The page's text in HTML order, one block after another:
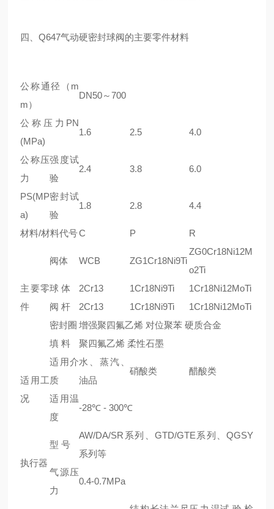
四、Q647气动硬密封球阀的主要零件材料
公称通径（m
m）
DN50～700
公称压力PN
(MPa)
1.6 2.5 4.0
公称压
力
PS(MP
a)
强度试
验
2.4 3.8 6.0
密封试
验
1.8 2.8 4.4
材料/材料代号C P R
主要零
件
阀体 WCB ZG1Cr18Ni9Ti
ZG0Cr18Ni12M
o2Ti
球 体
2Cr13 1Cr18Ni9Ti
1Cr18Ni12MoTi
阀 杆
2Cr13 1Cr18Ni9Ti
1Cr18Ni12MoTi
密封圈 增强聚四氟乙烯 对位聚苯 硬质合金
填 料
聚四氟乙烯 柔性石墨
适用工
况
适用介
质
水、蒸汽、
油品
硝酸类 醋酸类
适用温
度
-28℃ - 300℃
执行器
型 号
AW/DA/SR系列、GTD/GTE系列、QGSY
系列等
气源压
力
0.4-0.7MPa